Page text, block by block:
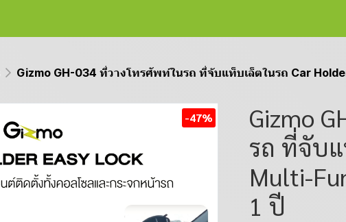
Gizmo GH-034 ที่วางโทรศัพท์ในรถ ที่จับแท็บเล็ตในรถ Car
-47%
Gizmo
รถ ที่จับ
Multi-
1 ปี